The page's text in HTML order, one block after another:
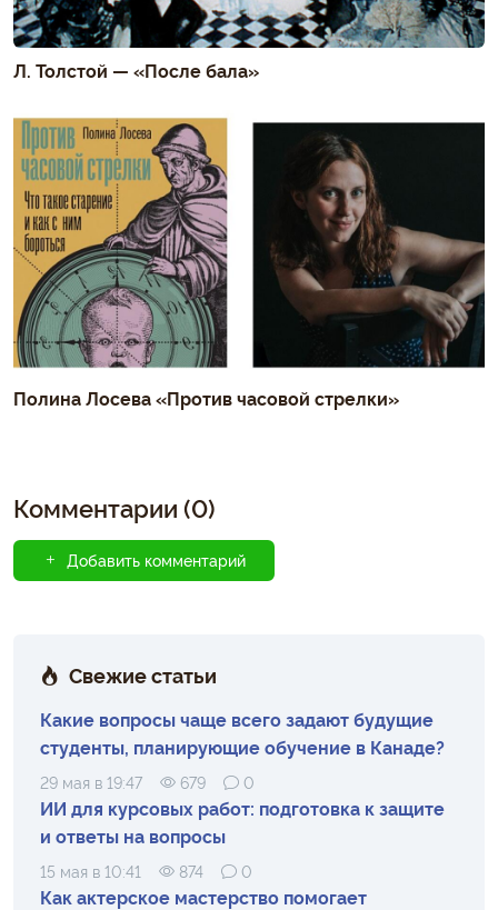
Л. Толстой — «После бала»
Полина Лосева «Против часовой стрелки»
Комментарии (0)
Добавить комментарий
Свежие статьи
Какие вопросы чаще всего задают будущие
студенты, планирующие обучение в Канаде?
29 мая в 19:47 679 0
ИИ для курсовых работ: подготовка к защите
и ответы на вопросы
15 мая в 10:41 874 0
Как актерское мастерство помогает